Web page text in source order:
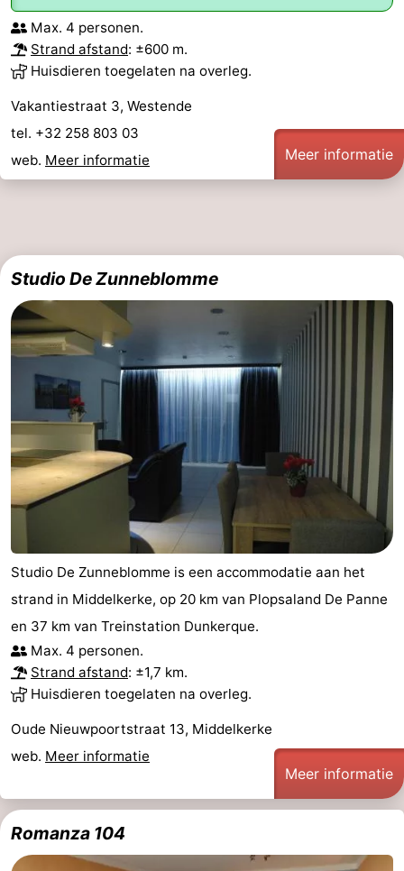
Surfen
Eten
en
Evenementen
Forum
Route
Parkeren
-
Nieuws
Medische
adressen
Regio
West-
Vlaanderen
-
Gent
-
Ieper
Kust
-
Natuur
Het
-
Knokke-
-
Wenduine
-
Max. 4 personen.
Strand afstand: ±600 m.
Huisdieren toegelaten na overleg.
Vakantiestraat 3, Westende
tel. +32 258 803 03
web. Meer informatie Meer informatie
Studio De Zunneblomme
Studio De Zunneblomme is een accommodatie aan het
strand in Middelkerke, op 20 km van Plopsaland De Panne
en 37 km van Treinstation Dunkerque.
Max. 4 personen.
Strand afstand: ±1,7 km.
Huisdieren toegelaten na overleg.
Oude Nieuwpoortstraat 13, Middelkerke
web. Meer informatie
Meer informatie
Romanza 104